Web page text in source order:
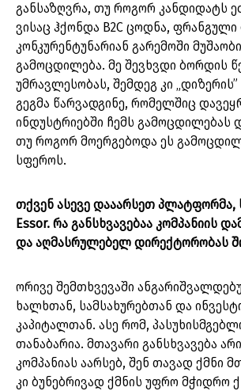
განსაზღვრა, თუ როგორ კანდიდატს
ვისაც ჰქონდა B2C ცოდნა, ფრანგული
კონკურენტუნარიან გარემოში
გამოცდილება. მე შევხვდი ბორდის
უმრავლესობას, შემდეგ კი
გეგმა წარვადგინე, რომელშიც
ინდუსტრიებში ჩემს გამოცდილებას
თუ როგორ მოერგებოდა ეს
სფეროს.
თქვენ ასევე დააარსეთ
Essor. რა განსხვავებაა კომპანიის
და აღმასრულებელ დირექტორობას
ორივე შემთხვევაში
ხალხთან, სამსახურებთან და
კაპიტალთან. ასე რომ,
თანაბარია. მთავარი განსხვავება
კომპანიას აარსებ, შენ თავად ქმნი
კი ბუნებრივად ქმნის უფრო მჭიდრო